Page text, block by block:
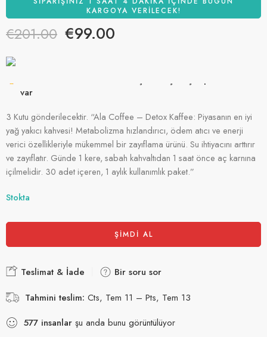
KARGOYA VERILECEK!
€201.00 €99.00
11 son 5 saat içinde satıldı
var
3 Kutu gönderilecektir. “Ala Coffee – Detox Kaffee: Piyasanın en iyi
yağ yakıcı kahvesi! Metabolizma hızlandırıcı, ödem atıcı ve enerji
verici özellikleriyle mükemmel bir zayıflama ürünü. Su ihtiyacını arttırır
ve zayıflatır. Günde 1 kere, sabah kahvaltıdan 1 saat önce aç karnına
içilmelidir. 30 adet içeren, 1 aylık kullanımlık paket.”
Stokta
ŞIMDI AL
Teslimat & İade
Bir soru sor
Tahmini teslim: Cts, Tem 11 – Pts, Tem 13
577 insanlar şu anda bunu görüntülüyor